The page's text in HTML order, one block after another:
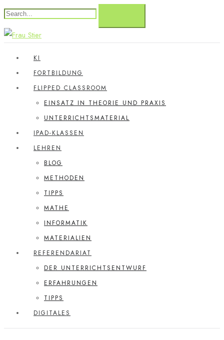
KI
FORTBILDUNG
FLIPPED CLASSROOM
EINSATZ IN THEORIE UND PRAXIS
UNTERRICHTSMATERIAL
IPAD-KLASSEN
LEHREN
BLOG
METHODEN
TIPPS
MATHE
INFORMATIK
MATERIALIEN
REFERENDARIAT
DER UNTERRICHTSENTWURF
ERFAHRUNGEN
TIPPS
DIGITALES